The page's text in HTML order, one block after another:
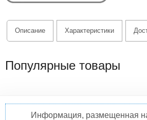
Описание Характеристики
Популярные товары
Информация, размещенная